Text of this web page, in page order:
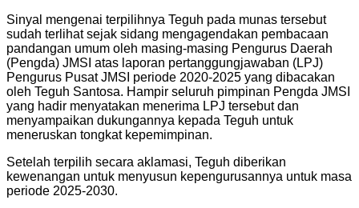
Sinyal mengenai terpilihnya Teguh pada munas tersebut
sudah terlihat sejak sidang mengagendakan pembacaan
pandangan umum oleh masing-masing Pengurus Daerah
(Pengda) JMSI atas laporan pertanggungjawaban (LPJ)
Pengurus Pusat JMSI periode 2020-2025 yang dibacakan
oleh Teguh Santosa. Hampir seluruh pimpinan Pengda JMSI
yang hadir menyatakan menerima LPJ tersebut dan
menyampaikan dukungannya kepada Teguh untuk
meneruskan tongkat kepemimpinan.
Setelah terpilih secara aklamasi, Teguh diberikan
kewenangan untuk menyusun kepengurusannya untuk masa
periode 2025-2030.